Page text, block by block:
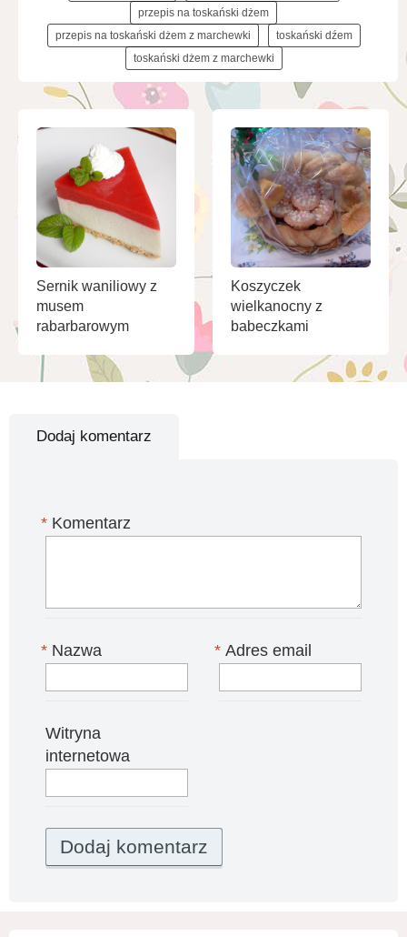
przepis na toskański dżem
przepis na toskański dżem z marchewki
toskański dźem
toskański dżem z marchewki
Sernik waniliowy z
musem
rabarbarowym
Koszyczek
wielkanocny z
babeczkami
Dodaj komentarz
Komentarz
*
Nazwa
* Adres email
*
Witryna
internetowa